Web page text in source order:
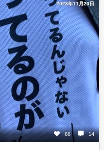
2023年11月20日
66 14